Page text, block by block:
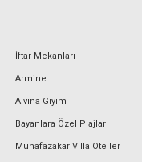
İftar Mekanları
Armine
Alvina Giyim
Bayanlara Özel Plajlar
Muhafazakar Villa Oteller